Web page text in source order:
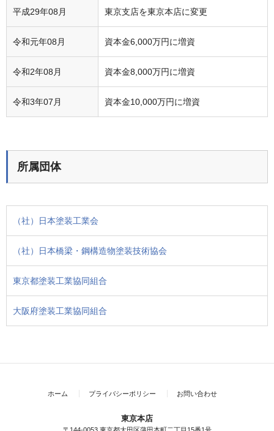
平成29年08月 東京支店を東京本店に変更
令和元年08月 資本金6,000万円に増資
令和2年08月 資本金8,000万円に増資
令和3年07月 資本金10,000万円に増資
所属団体
（社）日本塗装工業会
（社）日本橋梁・鋼構造物塗装技術協会
東京都塗装工業協同組合
大阪府塗装工業協同組合
ホーム プライバシーポリシー お問い合わせ
東京本店